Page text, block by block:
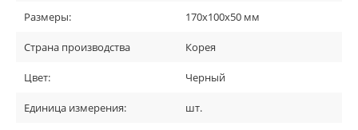
Размеры: 170х100х50 мм
Страна производства Корея
Цвет: Черный
Единица измерения: шт.